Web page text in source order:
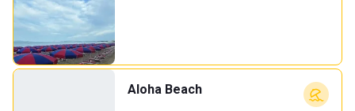
Aloha Beach